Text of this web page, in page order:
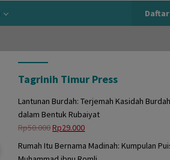
Tagrinih Timur Press
Lantunan Burdah: Terjemah Kasidah Burdah
dalam Bentuk Rubaiyat
Rp50.000Harga
adalah:
Rp29.000Harga
Rumah Itu Bernama Madinah: Kumpulan